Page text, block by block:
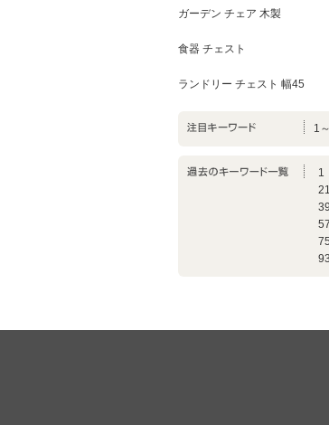
ガーデン チェア 木製
食器 チェスト
ランドリー チェスト 幅45
1
1
21
39
57
75
93